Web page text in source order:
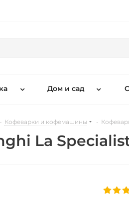
Дом и сад
- Кофеварки и кофемашины -
La